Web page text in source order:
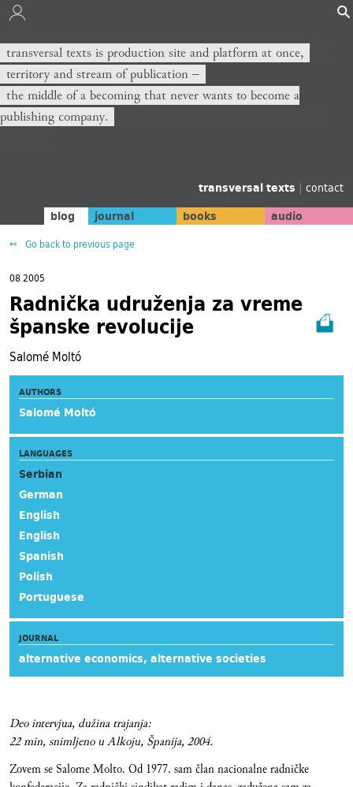
transversal texts is production site and platform at once,
territory and stream of publication −
the middle of a becoming that never wants to become a
publishing company.
transversal texts | contact
blog journal books audio
Go back to previous page
08 2005
Radnička udruženja za vreme
španske revolucije
Salomé Moltó
AUTHORS
Salomé Moltó
LANGUAGES
Serbian
German
English
English
Spanish
Polish
Portuguese
JOURNAL
alternative economics, alternative societies
Deo intervjua, dužina trajanja:
22 min, snimljeno u Alkoju, Španija, 2004.
Zovem se Salome Molto. Od 1977. sam član nacionalne radničke